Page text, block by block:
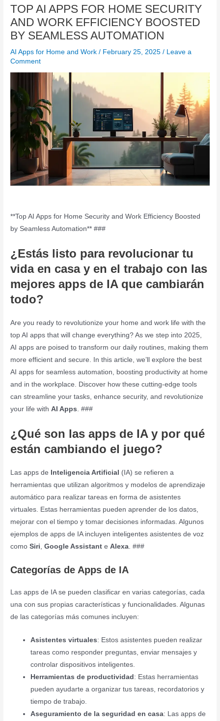
TOP AI APPS FOR HOME SECURITY
AND WORK EFFICIENCY BOOSTED
BY SEAMLESS AUTOMATION
AI Apps for Home and Work / February 25, 2025/ Leave a
Comment
**Top AI Apps for Home Security and Work Efficiency Boosted
by Seamless Automation** ###
¿Estás listo para revolucionar tu
vida en casa y en el trabajo con las
mejores apps de IA que cambiarán
todo?
Are you ready to revolutionize your home and work life with the
top AI apps that will change everything? As we step into 2025,
AI apps are poised to transform our daily routines, making them
more efficient and secure. In this article, we’ll explore the best
AI apps for seamless automation, boosting productivity at home
and in the workplace. Discover how these cutting-edge tools
can streamline your tasks, enhance security, and revolutionize
your life withAI Apps . ###
¿Qué son las apps de IA y por qué
están cambiando el juego?
Las apps de Inteligencia Artificial (IA) se refieren a
herramientas que utilizan algoritmos y modelos de aprendizaje
automático para realizar tareas en forma de asistentes
virtuales. Estas herramientas pueden aprender de los datos,
mejorar con el tiempo y tomar decisiones informadas. Algunos
ejemplos de apps de IA incluyen inteligentes asistentes de voz
comoSiri ,Google Assistant eAlexa . ###
Categorías de Apps de IA
Las apps de IA se pueden clasificar en varias categorías, cada
una con sus propias características y funcionalidades. Algunas
de las categorías más comunes incluyen:
Asistentes virtuales: Estos asistentes pueden realizar
tareas como responder preguntas, enviar mensajes y
controlar dispositivos inteligentes.
Herramientas de productividad: Estas herramientas
pueden ayudarte a organizar tus tareas, recordatorios y
tiempo de trabajo.
Aseguramiento de la seguridad en casa: Las apps de